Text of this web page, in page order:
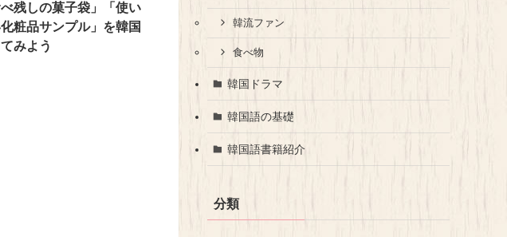
残しの菓子袋」「使い
粧品サンプル」を韓国
みよう
韓流ファン
食べ物
韓国ドラマ
韓国語の基礎
韓国語書籍紹介
分類